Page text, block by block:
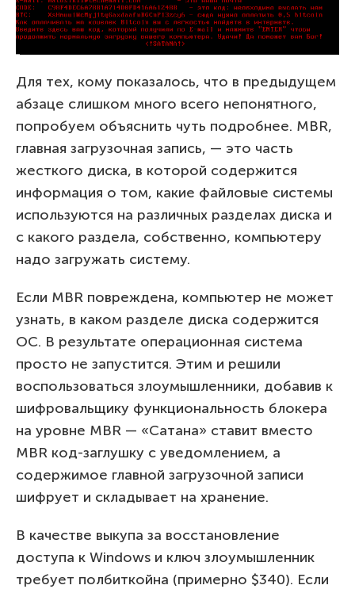
Для тех, кому показалось, что в предыдущем
абзаце слишком много всего непонятного,
попробуем объяснить чуть подробнее. MBR,
главная загрузочная запись, — это часть
жесткого диска, в которой содержится
информация о том, какие файловые системы
используются на различных разделах диска и
с какого раздела, собственно, компьютеру
надо загружать систему.
Если MBR повреждена, компьютер не может
узнать, в каком разделе диска содержится
ОС. В результате операционная система
просто не запустится. Этим и решили
воспользоваться злоумышленники, добавив к
шифровальщику функциональность блокера
на уровне MBR — «Сатана» ставит вместо
MBR код-заглушку с уведомлением, а
содержимое главной загрузочной записи
шифрует и складывает на хранение.
В качестве выкупа за восстановление
доступа к Windows и ключ злоумышленник
требует полбиткойна (примерно $340). Если